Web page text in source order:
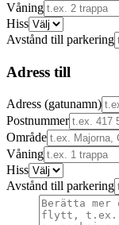
Våning
Hiss
Avstånd till parkering
Adress till
Adress (gatunamn)
Postnummer
Område
Våning
Hiss
Avstånd till parkering